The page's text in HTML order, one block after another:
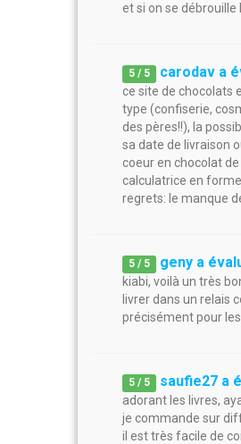
et si on se
5 / 5 carodav a
ce site de chocolats
type (confiserie,
des pères!!), la
sa date de livraison
coeur en chocolat
calculatrice en
regrets: le manque
5 / 5 geny a
kiabi, voilà un très
livrer dans un relais
précisément pour
5 / 5 saufie27 a
adorant les livres,
je commande sur
il est très facile de